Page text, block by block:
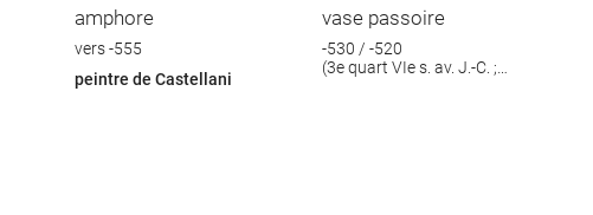
amphore
vers -555
peintre de Castellani
vase passoire
-530 / -520
(3e quart VIe s. av. J.-C. ;